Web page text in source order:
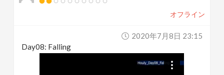
オフライン
2020年7月8日 23:15
Day08: Falling